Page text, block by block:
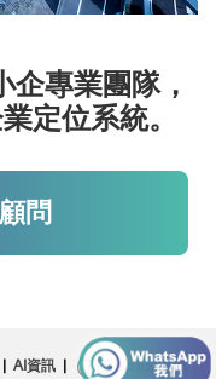
企專業團隊，
定位系統。
問
AI資訊|